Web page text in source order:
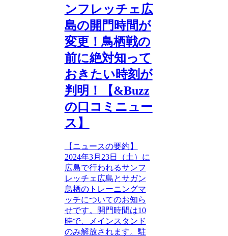
ンフレッチェ広
島の開門時間が
変更！鳥栖戦の
前に絶対知って
おきたい時刻が
判明！【&Buzz
の口コミニュー
ス】
【ニュースの要約】
2024年3月23日（土）に
広島で行われるサンフ
レッチェ広島とサガン
鳥栖のトレーニングマ
ッチについてのお知ら
せです。開門時間は10
時で、メインスタンド
のみ解放されます。駐